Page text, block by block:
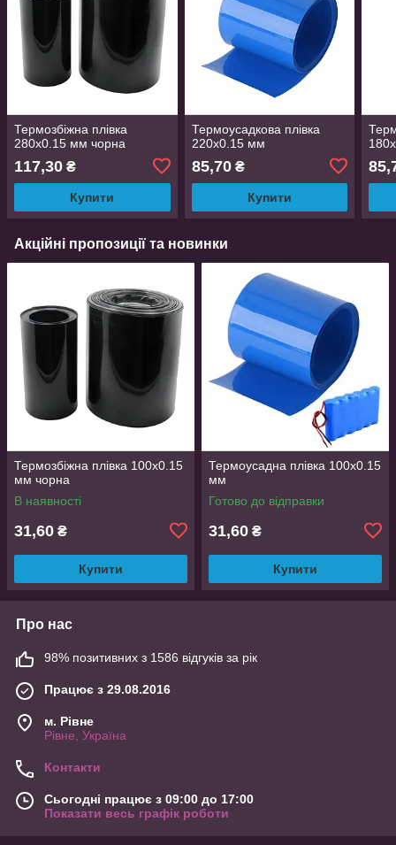
Термозбіжна плівка
280х0.15 мм чорна
117,30 ₴
Купити
Термоусадкова плівка
220х0.15 мм
85,70₴
Купити
Акційні пропозиції та новинки
Термозбіжна плівка 100х0.15
мм чорна
В наявності
31,60 ₴
Купити
Термоусадна плівка 100x0.15
мм
Готово до відправки
31,60 ₴
Купити
Про нас
98% позитивних з 1586 відгуків за рік
Працює з 29.08.2016
м. Рівне
Рівне, Україна
Контакти
Сьогодні працює з 09:00 до 17:00
Показати весь графік роботи